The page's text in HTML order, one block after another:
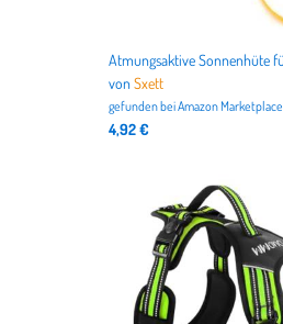
vonSxett
gefunden beiAmazon Marketplace
4,92 €